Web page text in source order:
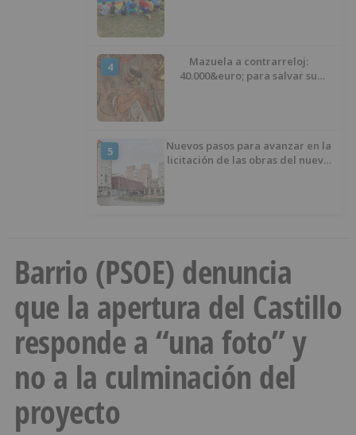
4
Mazuela a contrarreloj:
40.000&euro; para salvar su
5
Nuevos pasos para avanzar en la
licitación de las obras del nuevo
Barrio (PSOE) denuncia
que la apertura del Castillo
responde a “una foto” y
no a la culminación del
proyecto